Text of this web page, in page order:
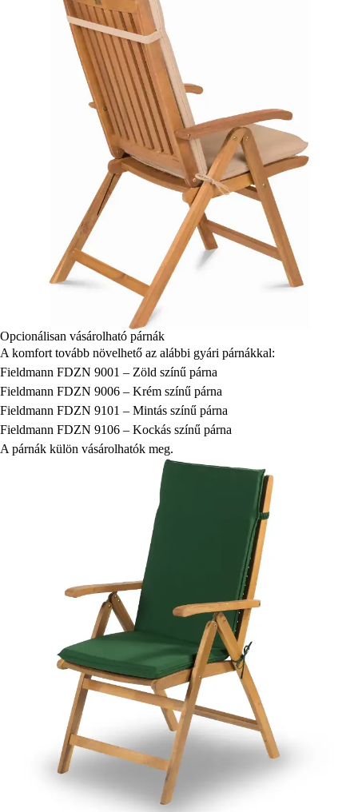
Opcionálisan vásárolható párnák
A komfort tovább növelhető az alábbi gyári párnákkal:
Fieldmann FDZN 9001 – Zöld színű párna
Fieldmann FDZN 9006 – Krém színű párna
Fieldmann FDZN 9101 – Mintás színű párna
Fieldmann FDZN 9106 – Kockás színű párna
A párnák külön vásárolhatók meg.